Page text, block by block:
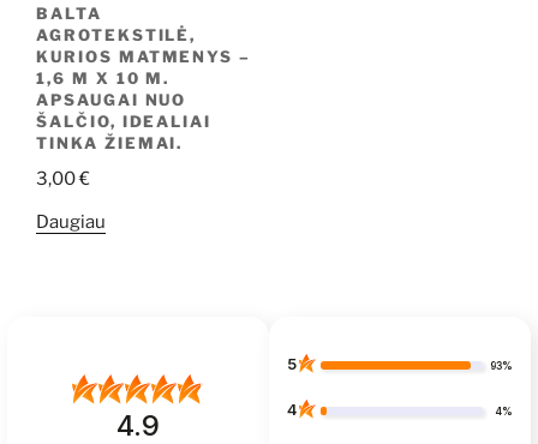
BALTA
AGROTEKSTILĖ,
KURIOS MATMENYS –
1,6 M X 10 M.
APSAUGAI NUO
ŠALČIO, IDEALIAI
TINKA ŽIEMAI.
3,00€
Daugiau
4.9
5 93%
4 4%